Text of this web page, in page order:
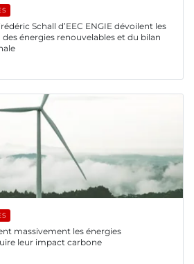
Schall d’EEC ENGIE dévoilent les
énergies renouvelables et du bilan
massivement les énergies
leur impact carbone